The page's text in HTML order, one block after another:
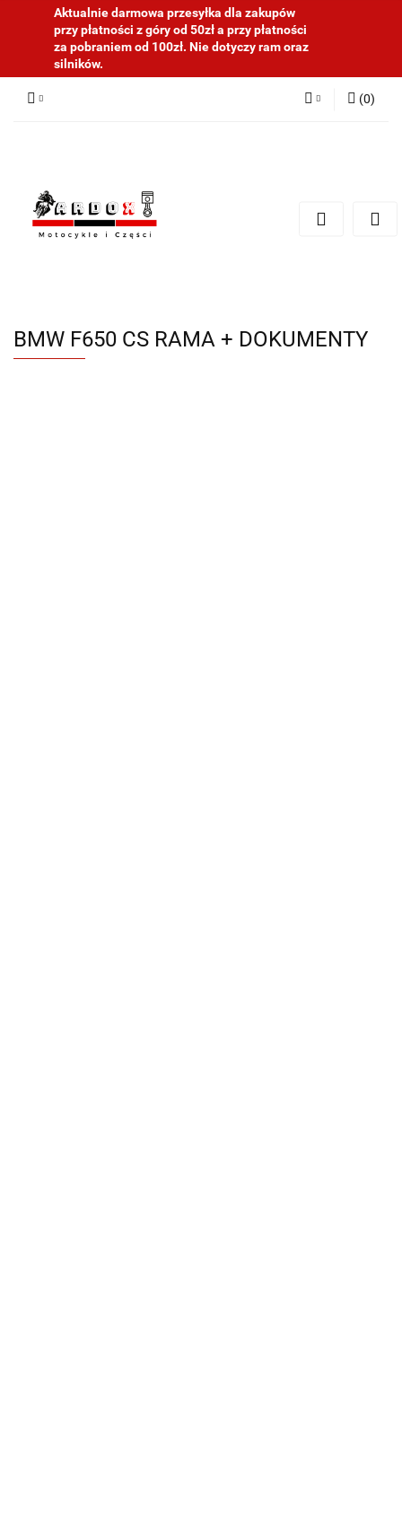
Aktualnie darmowa przesyłka dla zakupów
przy płatności z góry od 50zł a przy płatności
za pobraniem od 100zł. Nie dotyczy ram oraz
silników.
(0)
BMW F650 CS RAMA + DOKUMENTY